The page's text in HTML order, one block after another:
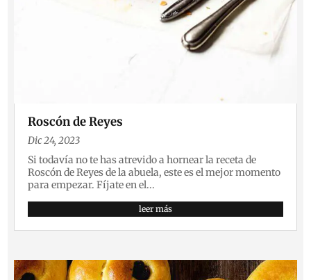
Roscón de Reyes
Dic 24, 2023
Si todavía no te has atrevido a hornear la receta de
Roscón de Reyes de la abuela, este es el mejor momento
para empezar. Fíjate en el...
leer más